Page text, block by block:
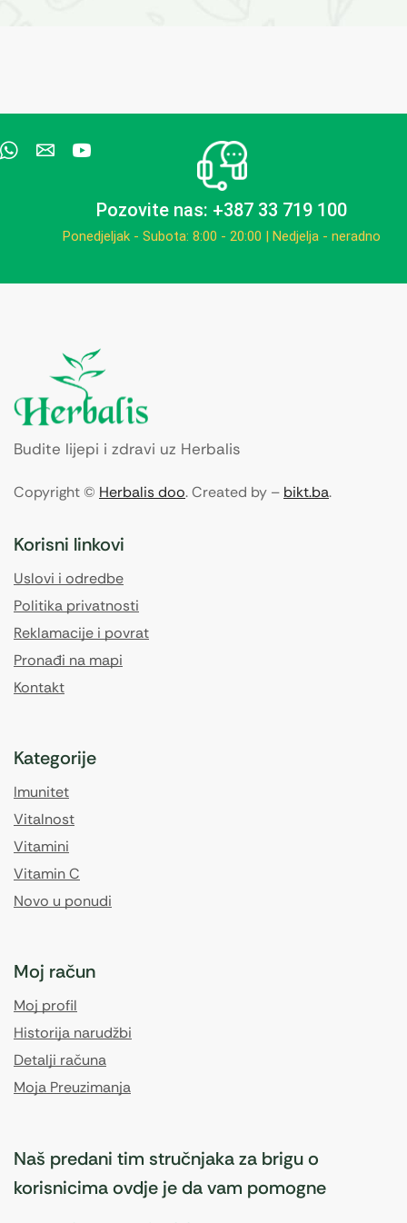
Pozovite nas: +387 33 719 100
Ponedjeljak - Subota: 8:00 - 20:00 | Nedjelja - neradno
Budite lijepi i zdravi uz Herbalis
Copyright © Herbalis doo. Created by – bikt.ba.
Korisni linkovi
Uslovi i odredbe
Politika privatnosti
Reklamacije i povrat
Pronađi na mapi
Kontakt
Kategorije
Imunitet
Vitalnost
Vitamini
Vitamin C
Novo u ponudi
Moj račun
Moj profil
Historija narudžbi
Detalji računa
Moja Preuzimanja
Naš predani tim stručnjaka za brigu o
korisnicima ovdje je da vam pomogne